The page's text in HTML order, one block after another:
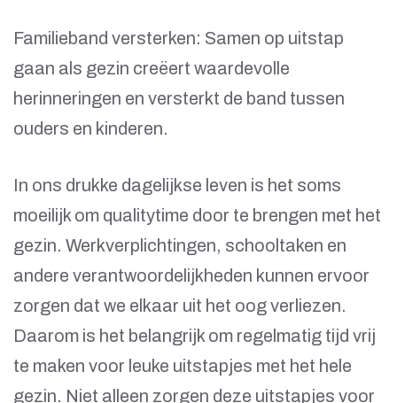
Familieband versterken: Samen op uitstap
gaan als gezin creëert waardevolle
herinneringen en versterkt de band tussen
ouders en kinderen.
In ons drukke dagelijkse leven is het soms
moeilijk om qualitytime door te brengen met het
gezin. Werkverplichtingen, schooltaken en
andere verantwoordelijkheden kunnen ervoor
zorgen dat we elkaar uit het oog verliezen.
Daarom is het belangrijk om regelmatig tijd vrij
te maken voor leuke uitstapjes met het hele
gezin. Niet alleen zorgen deze uitstapjes voor